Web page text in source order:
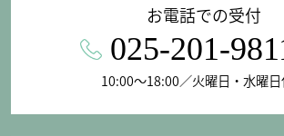
お電話での受付
025-201-
10:00〜18:00／火曜日・水曜